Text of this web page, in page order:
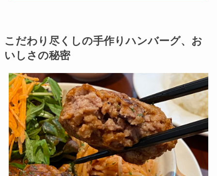
こだわり尽くしの手作りハンバーグ、お
いしさの秘密